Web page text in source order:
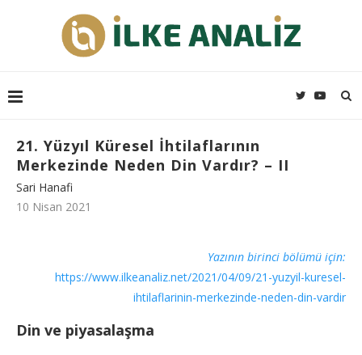
21. Yüzyıl Küresel İhtilaflarının
Merkezinde Neden Din Vardır? – II
Sari Hanafi
10 Nisan 2021
Yazının birinci bölümü için:
https://www.ilkeanaliz.net/2021/04/09/21-yuzyil-kuresel-
ihtilaflarinin-merkezinde-neden-din-vardir
Din ve piyasalaşma